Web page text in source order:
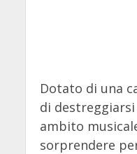
Dotato di una
di
ambito
sorprendere